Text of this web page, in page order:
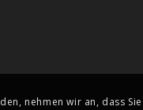
nehmen wir an, dass